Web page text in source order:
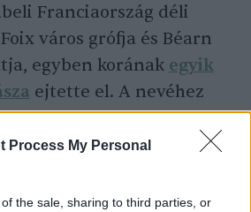
Process My Personal
the sale, sharing to third parties, or
Franciaország déli
város grófja és Béarn
egyben korának egyik
ejtette el. A nevéhez
(A vadászat könyve)
melynek kézirata ma a
található, külön
a bestiával való